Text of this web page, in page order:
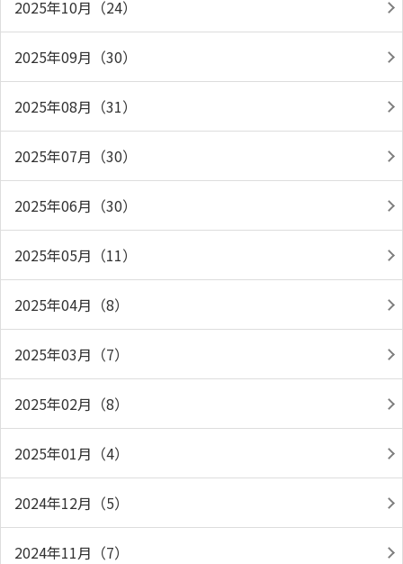
2025年10月（24）
2025年09月（30）
2025年08月（31）
2025年07月（30）
2025年06月（30）
2025年05月（11）
2025年04月（8）
2025年03月（7）
2025年02月（8）
2025年01月（4）
2024年12月（5）
2024年11月（7）